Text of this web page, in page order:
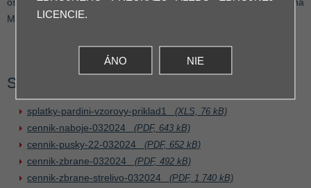
M.Beňovského 20.
Súbory na stiahnutie:
splatky-pardini-vzorovy-priklad1 (XLS, 76 kB)
cennik-naboje-032024 (PDF, 643 kB)
cennik-pusky-22-032024 (PDF, 652 kB)
cennik-zbrane-032024 (PDF, 492 kB)
cennik-zbrane-strelivo-032024 (PDF, 1 740 kB)
LICENCIE.
ÁNO NIE